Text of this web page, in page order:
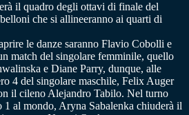
il quadro degli ottavi di finale del
che si allineeranno ai quarti di
le danze saranno Flavio Cobolli e
match del singolare femminile, quello
e Diane Parry, dunque, alle
4 del singolare maschile, Felix Auger
il cileno Alejandro Tabilo. Nel turno
1 al mondo, Aryna Sabalenka chiuderà il